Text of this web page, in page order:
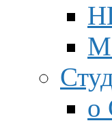
о